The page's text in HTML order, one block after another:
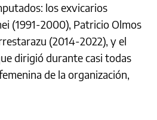
los exvicarios
(1991-2000), Patricio Olmos
(2014-2022), y el
dirigió durante casi todas
de la organización,